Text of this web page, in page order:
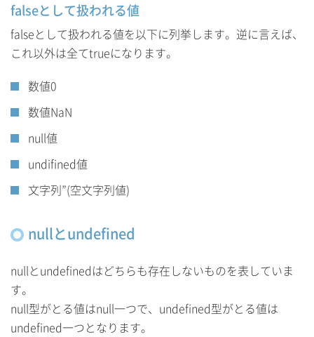
falseとして扱われる値
falseとして扱われる値を以下に列挙します。逆に言えば、
これ以外は全てtrueになります。
数値0
数値NaN
null値
undifined値
文字列”(空文字列値)
nullとundefined
nullとundefinedはどちらも存在しないものを表していま
す。
null型がとる値はnull一つで、undefined型がとる値は
undefined一つとなります。